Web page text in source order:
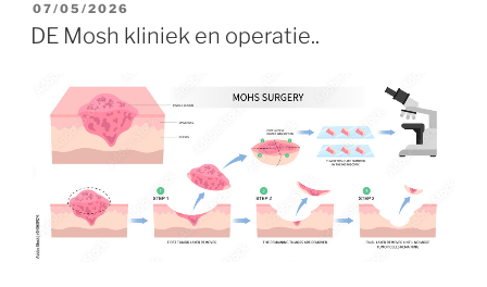
GEPLAATST
OP
07/05/2026
DE Mosh kliniek en operatie..